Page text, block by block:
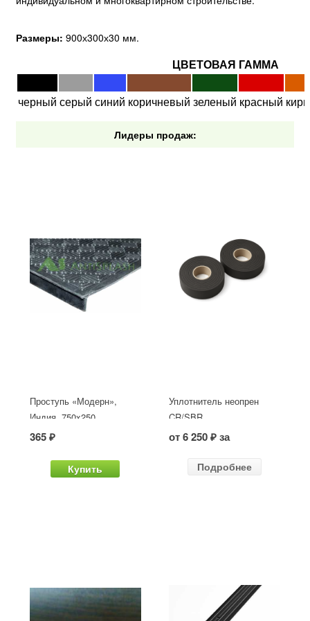
Размеры: 900х300х30 мм.
ЦВЕТОВАЯ ГАММА
черный серый синий коричневый зеленый красный
Лидеры продаж:
Проступь «Модерн»,
Индия, 750x250
365 ₽
Купить
Уплотнитель неопрен
CR/SBR
от 6 250 ₽ за
Подробнее